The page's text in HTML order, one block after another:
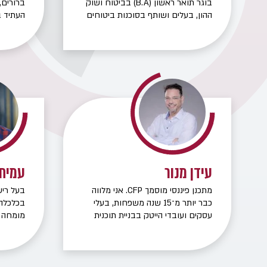
בוגר תואר ראשון (B.A) בביטוח ושוק
ההון, בעלים ושותף בסוכנות ביטוחים
ופרישה בעל ניסיון של למעלה מ- 15
ההון וחיסכון ארוך טווח. לאורך שנות
הפעילות של הקבוצה מבוטחים דרכנו
בכירי המשק מהארגונים השונים
בגופים ממשלתיים ופרטיים.
העתיד
עידן מנור
מתכנן פיננסי מוסמך CFP. אני מלווה
כבר יותר מ־15 שנה משפחות, בעלי
עסקים ועובדי הייטק בבניית תוכנית
מלא של הטבות מס בפרישה (קיבוע
בעל
מומחה